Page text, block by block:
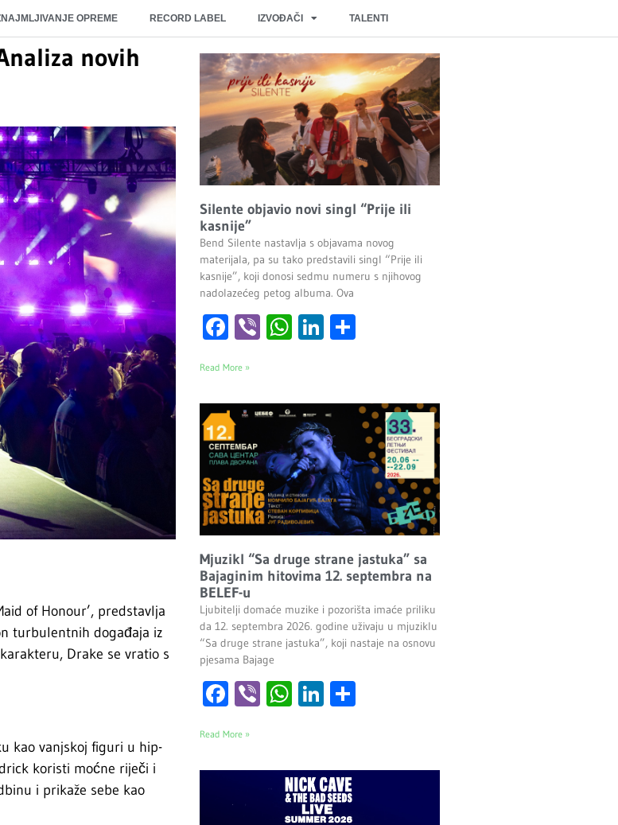
OPREME RECORD LABEL IZVOĐAČI TALENTI
novih
of Honour’, predstavlja
turbulentnih događaja iz
Drake se vratio s
kao vanjskoj figuri u hip-
koristi moćne riječi i
i prikaže sebe kao
Silente objavio novi singl “Prije ili
kasnije”
Bend Silente nastavlja s objavama novog
materijala, pa su tako predstavili singl “Prije ili
kasnije”, koji donosi sedmu numeru s njihovog
nadolazećeg petog albuma. Ova
Facebook
ViberWhatsApp
LinkedIn
Read More »
Mjuzikl “Sa druge strane jastuka” sa
Bajaginim hitovima 12. septembra na
BELEF-u
Ljubitelji domaće muzike i pozorišta imaće priliku
da 12. septembra 2026. godine uživaju u mjuziklu
“Sa druge strane jastuka”, koji nastaje na osnovu
pjesama Bajage
Facebook
ViberWhatsApp
LinkedIn
Read More »